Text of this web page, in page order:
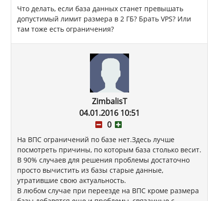
Что делать, если база данных станет превышать
допустимый лимит размера в 2 ГБ? Брать VPS? Или
там тоже есть ограничения?
ZimbalisT
04.01.2016 10:51
0
На ВПС ограничений по базе нет.Здесь лучше
посмотреть причины, по которым база столько весит.
В 90% случаев для решения проблемы достаточно
просто вычистить из базы старые данные,
утратившие свою актуальность.
В любом случае при переезде на ВПС кроме размера